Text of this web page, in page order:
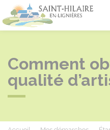
Comment
qualité